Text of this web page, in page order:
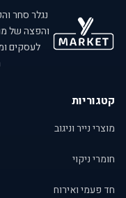
נגלר סחר
והפצה של
לעסקים
קטגוריות
מוצרי נייר וניגוב
חומרי ניקוי
חד פעמי ואירוח